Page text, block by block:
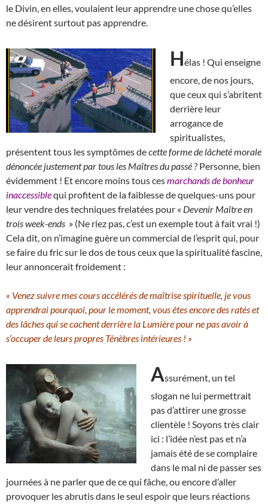
le Divin, en elles, voulaient leur apprendre une chose qu’elles
ne désirent surtout pas apprendre.
Hélas ! Qui enseigne
encore, de nos jours,
que ceux qui s’abritent
derrière leur
arrogance de
spiritualistes,
présentent tous les symptômes decette forme de lâcheté morale
dénoncée justement par tous les Maîtres du passé ?Personne, bien
évidemment ! Et encore moins tous cesmarchands de bonheur
inaccessiblequi profitent de la faiblesse de quelques-uns pour
leur vendre des techniques frelatées pour « Devenir Maître en
trois week-ends » (Ne riez pas, c’est un exemple tout à fait vrai !)
Cela dit, on n’imagine guère un commercial de l’esprit qui, pour
se faire du fric sur le dos de tous ceux que la spiritualité fascine,
leur annoncerait froidement :
« Venez suivre mes cours accélérés de maîtrise spirituelle, je vous
apprendrai pourquoi, pour le moment, vous êtes encore des ratés et
des lâches qui se cachent derrière la Lumière pour ne pas avoir à
s’occuper de leurs propres Ténèbres intérieures ! »
Assurément, un tel
slogan ne lui permettrait
pas d’attirer une grosse
clientèle ! Soyons très clair
ici : l’idée n’est pas et n’a
jamais été de se complaire
dans le mal ni de passer ses
journées à ne parler que de ce qui fâche, ou encore d’aller
provoquer les abrutis dans le seul espoir que leurs réactions